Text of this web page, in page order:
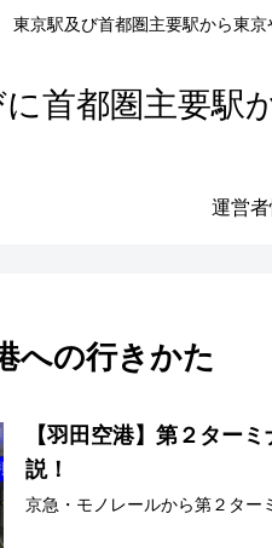
東京駅及び首都圏主要駅から東
首都圏主要駅
への行きかた
【羽田空港】第２ター
説！
京急・モノレールから第２タ